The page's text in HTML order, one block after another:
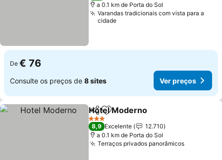
a 0.1 km de Porta do Sol
Varandas tradicionais com vista para a
cidade
De € 76
Consulte os preços de 8 sites Ver preços
PartilharAdicionar aos favoritos
Hotel Moderno
3 Estrelas
8,9 Excelente
12.710
a 0.1 km de Porta do Sol
Terraços privados panorâmicosVer